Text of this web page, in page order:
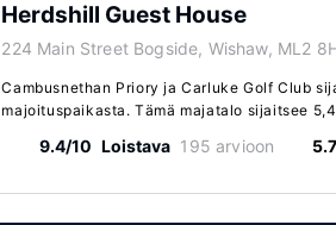
Herdshill Guest House
224 Main Street Bogside, Wishaw, ML2
Cambusnethan Priory ja Carluke Golf Club
majoituspaikasta. Tämä majatalo sijaitsee
9.4/10 Loistava 195 arvioon